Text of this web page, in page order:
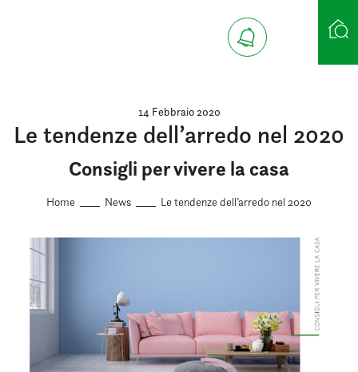
Ricerca case
14 Febbraio 2020
Le tendenze dell’arredo nel 2020
Consigli per vivere la casa
Home News Le tendenze dell’arredo nel 2020